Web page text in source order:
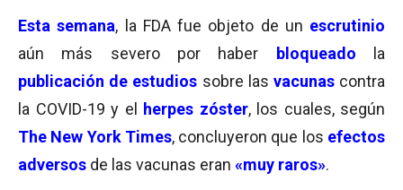
Esta semana, la FDA fue objeto de un escrutinio
aún más severo por haber
bloqueado
la
publicación de estudios sobre las vacunas contra
la COVID-19 y el
herpes zóster, los cuales, según
The New York Times, concluyeron que los efectos
adversos de las vacunas eran «muy raros».